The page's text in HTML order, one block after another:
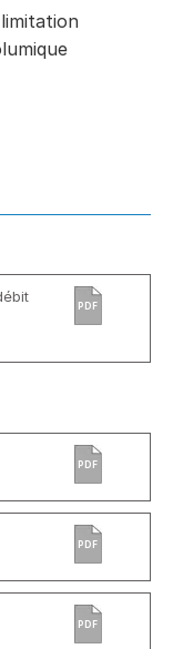
PDF
PDF
PDF
PDF